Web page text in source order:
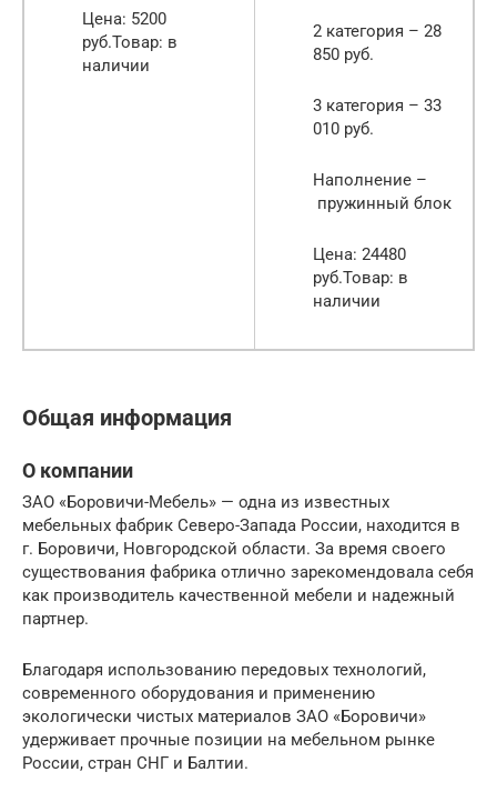
Цена: 5200
руб.Товар: в
наличии
2 категория – 28
850 руб.
3 категория – 33
010 руб.
Наполнение –
пружинный блок
Цена: 24480
руб.Товар: в
наличии
Общая информация
О компании
ЗАО «Боровичи-Мебель» — одна из известных
мебельных фабрик Северо-Запада России, находится в
г. Боровичи, Новгородской области. За время своего
существования фабрика отлично зарекомендовала себя
как производитель качественной мебели и надежный
партнер.
Благодаря использованию передовых технологий,
современного оборудования и применению
экологически чистых материалов ЗАО «Боровичи»
удерживает прочные позиции на мебельном рынке
России, стран СНГ и Балтии.